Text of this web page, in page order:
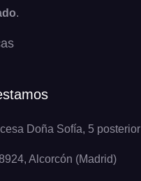
.
Doña Sofía, 5 posterior
Alcorcón (Madrid)